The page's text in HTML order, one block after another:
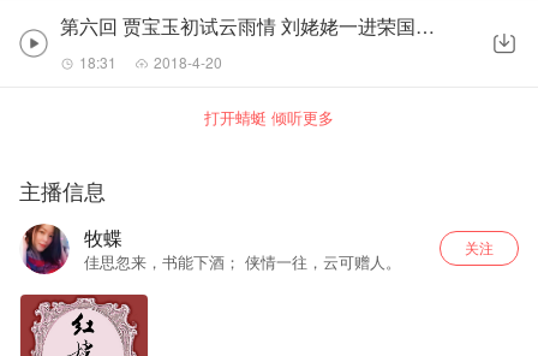
第六回 贾宝玉初试云雨情 刘姥姥一进荣国府（下）
18:31 2018-4-20
打开蜻蜓 倾听更多
主播信息
牧蝶
佳思忽来，书能下酒； 侠情一往，云可赠人。
关注